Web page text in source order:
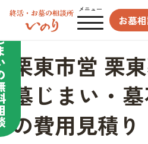
メニュー
お墓
栗東市営 栗
墓じまい・
の費用見積り